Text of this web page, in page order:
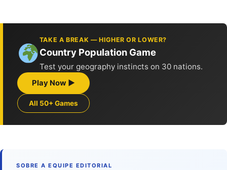
TAKE A BREAK — HIGHER OR LOWER?
Country Population Game
Test your geography instincts on 30 nations.
Play Now ▶
All 50+ Games
SOBRE A EQUIPE EDITORIAL